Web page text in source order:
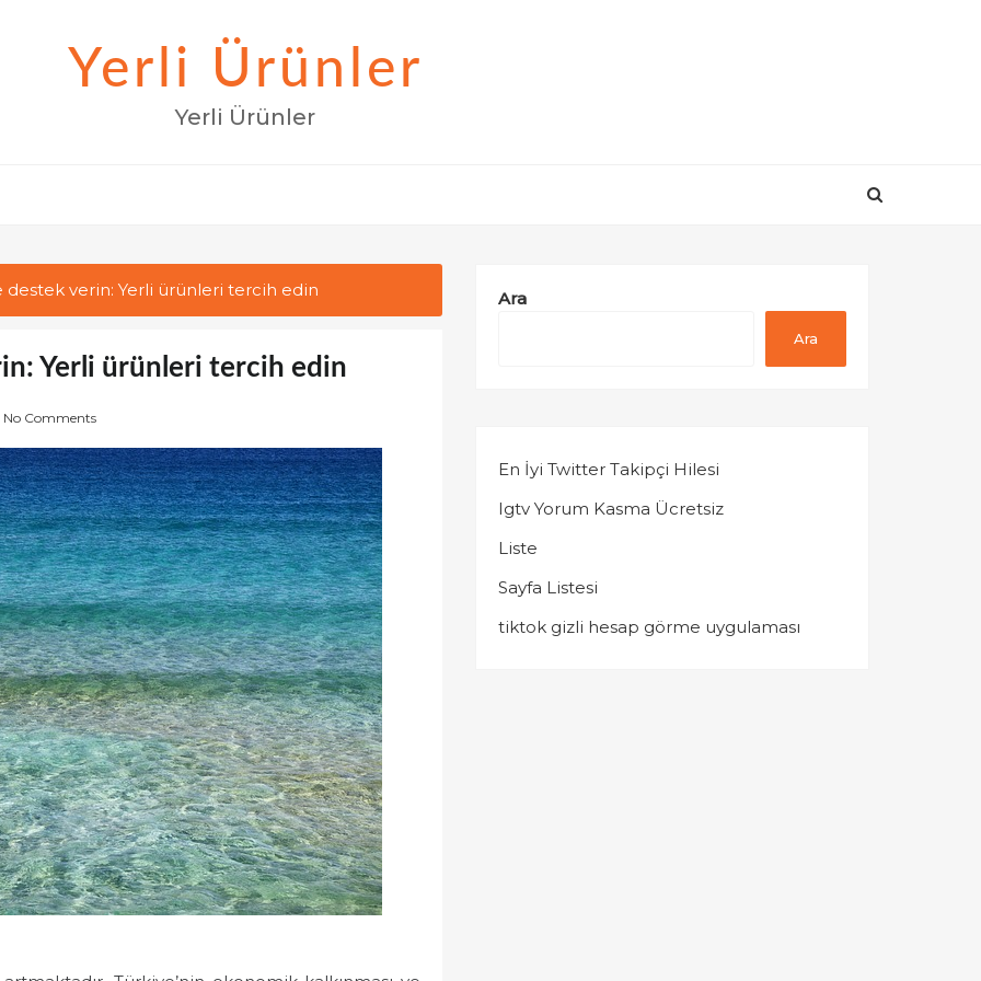
Yerli Ürünler
Yerli Ürünler
verin: Yerli ürünleri tercih edin
Yerli ürünleri tercih edin
No Comments
Ara
Ara
En İyi Twitter Takipçi Hilesi
Igtv Yorum Kasma Ücretsiz
Liste
Sayfa Listesi
tiktok gizli hesap görme uygulaması